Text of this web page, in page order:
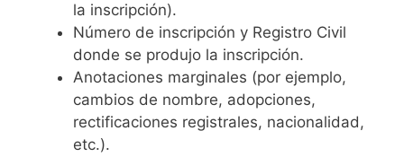
la inscripción).
Número de inscripción y Registro Civil
donde se produjo la inscripción.
Anotaciones marginales (por ejemplo,
cambios de nombre, adopciones,
rectificaciones registrales, nacionalidad,
etc.).